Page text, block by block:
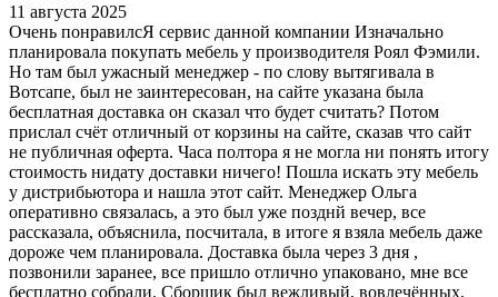
11 августа 2025
Очень понравилсЯ сервис данной компании Изначально
планировала покупать мебель у производителя Роял Фэмили.
Но там был ужасный менеджер - по слову вытягивала в
Вотсапе, был не заинтересован, на сайте указана была
бесплатная доставка он сказал что будет считать? Потом
прислал счёт отличный от корзины на сайте, сказав что сайт
не публичная оферта. Часа полтора я не могла ни понять итогу
стоимость нидату доставки ничего! Пошла искать эту мебель
у дистрибьютора и нашла этот сайт. Менеджер Ольга
оперативно связалась, а это был уже позднй вечер, все
рассказала, объяснила, посчитала, в итоге я взяла мебель даже
дороже чем планировала. Доставка была через 3 дня ,
позвонили заранее, все пришло отлично упаковано, мне все
бесплатно собрали. Сборщик был вежливый, вовлечённых,